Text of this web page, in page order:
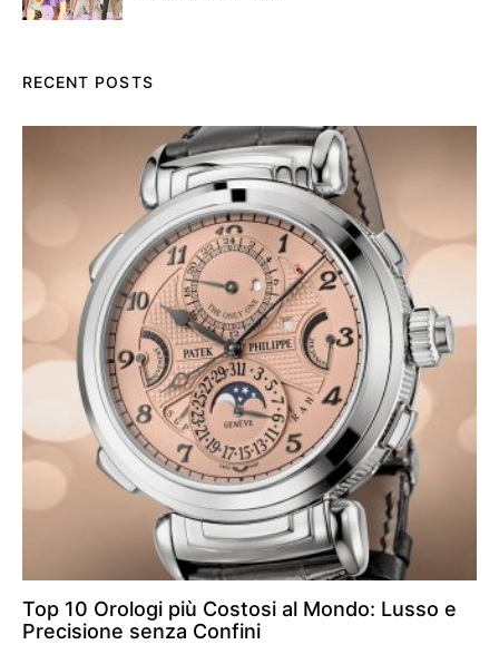
RECENT POSTS
Top 10 Orologi più Costosi al Mondo: Lusso e
Precisione senza Confini